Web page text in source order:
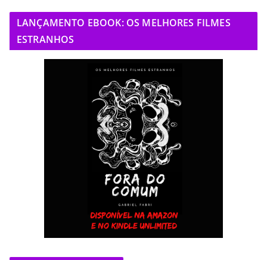
LANÇAMENTO EBOOK: OS MELHORES FILMES
ESTRANHOS